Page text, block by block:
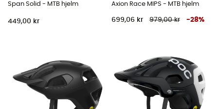
Span Solid - MTB hjelm
449,00 kr
Axion Race MIPS - MTB hjelm
699,06 kr 979,00 kr -28%